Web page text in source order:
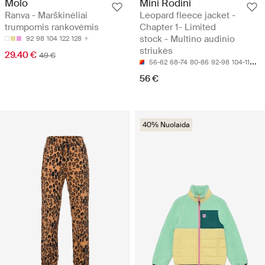
Molo
Ranva - Marškinėliai
trumpomis rankovėmis
92 98 104 122 128
29.40 € 49 €
Mini Rodini
Leopard fleece jacket -
Chapter 1- Limited
stock - Multino audinio
striukės
56-62 68-74 80-86 92-98 104-110
56 €
40% Nuolaida